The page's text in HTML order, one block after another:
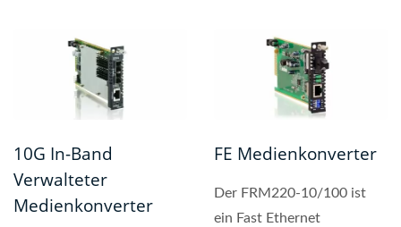
Ethernet-Kupfer...
10G In-Band
Verwalteter
Medienkonverter
FE Medienkonverter
Der FRM220-10/100 ist
ein Fast Ethernet